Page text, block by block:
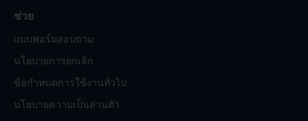
ช่วย
แบบฟอร์มสอบถาม
นโยบายการยกเลิก
ข้อกำหนดการใช้งานทั่วไป
นโยบายความเป็นส่วนตัว